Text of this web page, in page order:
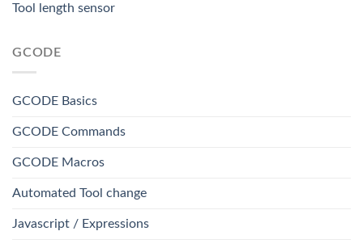
Tool length sensor
GCODE
GCODE Basics
GCODE Commands
GCODE Macros
Automated Tool change
Javascript / Expressions